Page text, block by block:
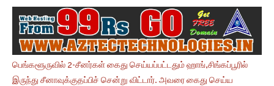
பெங்களூருவில் 2-சீனர்கள் கைது செய்யப்பட்டதும் ஹாங்,சிங்கப்பூரில்
இருந்து சீனாவுக்குதப்பிச் சென்று விட்டார். அவரை கைது செய்ய